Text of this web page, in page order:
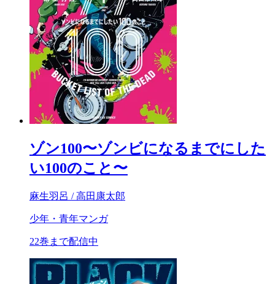
ゾン100〜ゾンビになるまでにした
い100のこと〜
麻生羽呂 / 高田康太郎
少年・青年マンガ
22巻まで配信中